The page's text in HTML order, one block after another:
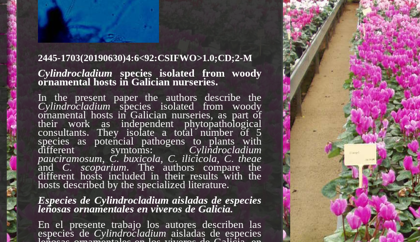
2445-1703(20190630)4:6<92:CSIFWO>1.0;CD;2-M
Cylindrocladium species isolated from woody
ornamental hosts in Galician nurseries.
In the present paper the authors describe the
Cylindrocladium species isolated from woody
ornamental hosts in Galician nurseries, as part of
their work as independent phytopathological
consultants. They isolate a total number of 5
species as potencial pathogens to plants with
different symtoms: Cylindrocladium
pauciramosum, C. buxicola, C. ilicicola, C. theae
and C. scoparium. The authors compare the
different hosts included in their results with the
hosts described by the specialized literature.
Especies de Cylindrocladium aisladas de especies
leñosas ornamentales en viveros de Galicia.
En el presente trabajo los autores describen las
especies de Cylindrocladium aisladas de especies